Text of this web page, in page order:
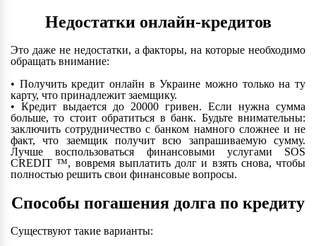
Недостатки онлайн-кредитов
Это даже не недостатки, а факторы, на которые необходимо
обращать внимание:
• Получить кредит онлайн в Украине можно только на ту
карту, что принадлежит заемщику.
• Кредит выдается до 20000 гривен. Если нужна сумма
больше, то стоит обратиться в банк. Будьте внимательны:
заключить сотрудничество с банком намного сложнее и не
факт, что заемщик получит всю запрашиваемую сумму.
Лучше воспользоваться финансовыми услугами SOS
CREDIT ™, вовремя выплатить долг и взять снова, чтобы
полностью решить свои финансовые вопросы.
Способы погашения долга по кредиту
Существуют такие варианты: